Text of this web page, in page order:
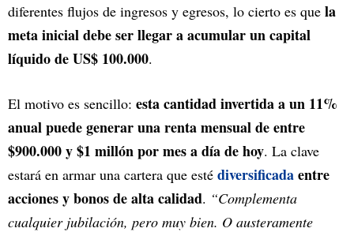
diferentes flujos de ingresos y egresos, lo cierto es que la
meta inicial debe ser llegar a acumular un capital
líquido de US$ 100.000.
El motivo es sencillo: esta cantidad invertida a un 11%
anual puede generar una renta mensual de entre
$900.000 y $1 millón por mes a día de hoy. La clave
estará en armar una cartera que esté diversificadaentre
acciones y bonos de alta calidad. “Complementa
cualquier jubilación, pero muy bien. O austeramente